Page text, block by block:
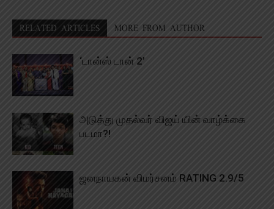
RELATED ARTICLES MORE FROM AUTHOR
‘டான்ஸ் டான் 2’
அடுத்து முதல்வர் விஜய் யின் வாழ்க்கை
படமா?!
ஜனநாயகன் விமர்சனம் RATING 2.9/5